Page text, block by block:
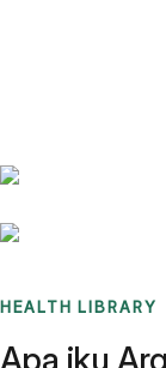
HEALTH LIBRARY